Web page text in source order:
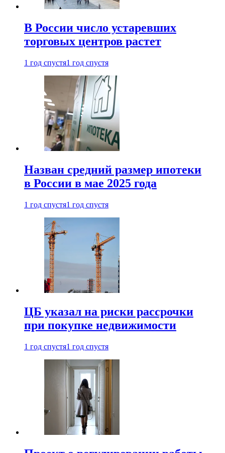
В России число устаревших
торговых центров растет
1 год спустя1 год спустя
Назван средний размер ипотеки
в России в мае 2025 года
1 год спустя1 год спустя
ЦБ указал на риски рассрочки
при покупке недвижимости
1 год спустя1 год спустя